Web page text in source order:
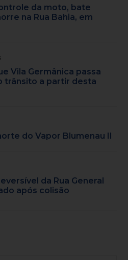
da moto, bate
na Rua Bahia, em
Vila Germânica passa
trânsito a partir desta
do Vapor Blumenau II
da Rua General
após colisão